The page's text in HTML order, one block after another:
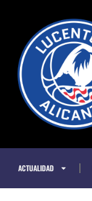
contenido
ACTUALIDAD